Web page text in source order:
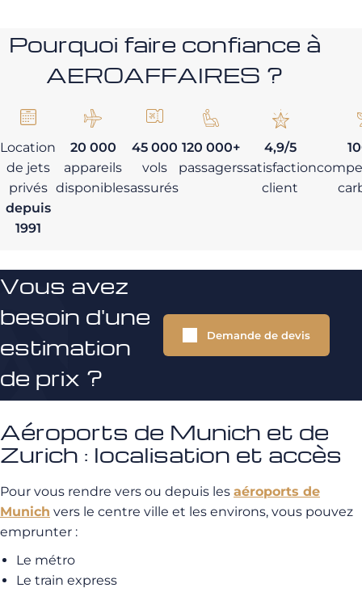
Pourquoi faire confiance à
AEROAFFAIRES ?
Location
de jets
privés
depuis
1991
20 000
appareils
disponibles
45 000
vols
assurés
120 000+
passagers
4,9/5
satisfaction
client
Vous avez
besoin d'une
estimation
de prix ?
Demande de devis
Aéroports de Munich et de
Zurich : localisation et accès
Pour vous rendre vers ou depuis les aéroports de
Munich vers le centre ville et les environs, vous pouvez
emprunter :
Le métro
Le train express